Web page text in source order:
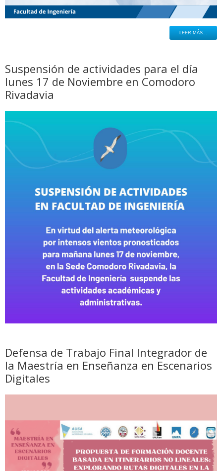
LEER MÁS...
Suspensión de actividades para el día
lunes 17 de Noviembre en Comodoro
Rivadavia
Defensa de Trabajo Final Integrador de
la Maestría en Enseñanza en Escenarios
Digitales